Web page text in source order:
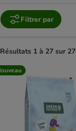
Filtrer par
Résultats 1 à 27 sur 27